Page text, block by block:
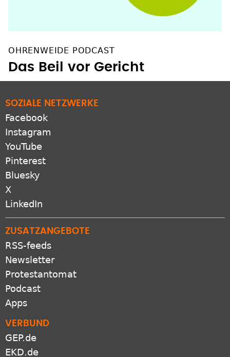
OHRENWEIDE PODCAST
Das Beil vor Gericht
SOZIALE NETZWERKE
Facebook
Instagram
YouTube
Pinterest
Bluesky
X
LinkedIn
ZUSATZANGEBOTE
RSS-feeds
Newsletter
Protestantomat
Podcast
Apps
VERBUND
GEP.de
EKD.de